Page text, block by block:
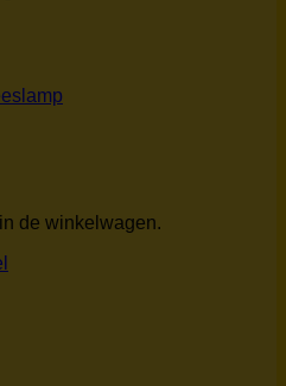
de winkelwagen.